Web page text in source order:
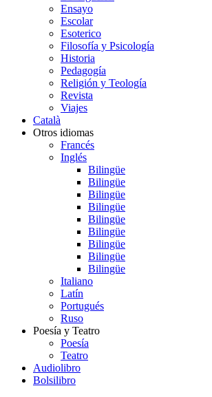
Ensayo
Escolar
Esoterico
Filosofía y Psicología
Historia
Pedagogía
Religión y Teología
Revista
Viajes
Català
Otros idiomas
Francés
Inglés
Bilingüe
Bilingüe
Bilingüe
Bilingüe
Bilingüe
Bilingüe
Bilingüe
Bilingüe
Bilingüe
Italiano
Latín
Portugués
Ruso
Poesía y Teatro
Poesía
Teatro
Audiolibro
Bolsilibro